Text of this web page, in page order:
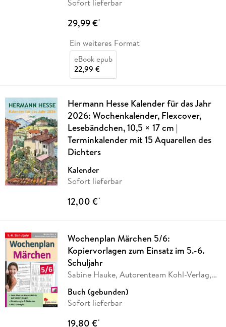
Sofort lieferbar
29,99 €*
Ein weiteres Format
eBook epub
22,99 €
Hermann Hesse Kalender für das Jahr
2026: Wochenkalender, Flexcover,
Lesebändchen, 10,5 × 17 cm |
Terminkalender mit 15 Aquarellen des
Dichters
Kalender
Sofort lieferbar
12,00 €*
Wochenplan Märchen 5/6:
Kopiervorlagen zum Einsatz im 5.-6.
Schuljahr
Sabine Hauke, Autorenteam Kohl-Verlag,
Buch (gebunden)
Sofort lieferbar
19,80 €*